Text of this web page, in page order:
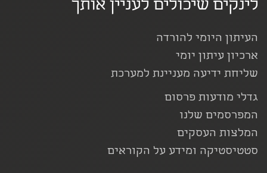
לינקים שיכולים לעניין אותך
העיתון היומי להורדה
ארכיון עיתון יומי
שליחת ידיעה מעניינת למערכת
גדלי מודעות פרסום
המפרסמים שלנו
המלצות העסקים
סטטיסטיקה ומידע על הקוראים